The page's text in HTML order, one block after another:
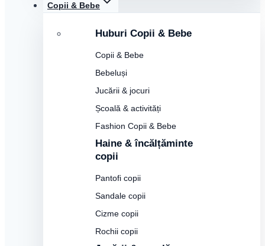
Copii & Bebe
Huburi Copii & Bebe
Copii & Bebe
Bebeluși
Jucării & jocuri
Școală & activități
Fashion Copii & Bebe
Haine & încălțăminte
copii
Pantofi copii
Sandale copii
Cizme copii
Rochii copii